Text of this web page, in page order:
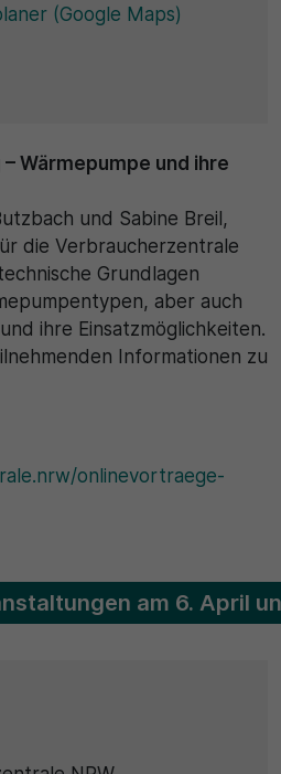
(Google Maps)
Wärmepumpe und ihre
und Sabine Breil,
die Verbraucherzentrale
Grundlagen
aber auch
ihre Einsatzmöglichkeiten.
Informationen zu
onlinevortraege-
am 6. April
Minuten